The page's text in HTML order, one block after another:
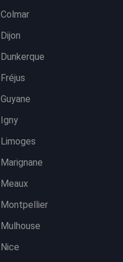
Colmar
Dijon
Dunkerque
Fréjus
Guyane
Igny
Limoges
Marignane
Meaux
Montpellier
Mulhouse
Nice